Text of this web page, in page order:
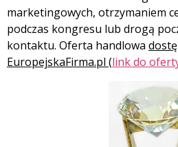
marketingowych, otrzymaniem
podczas kongresu lub drogą
kontaktu. Oferta handlowa
EuropejskaFirma.pl (link do